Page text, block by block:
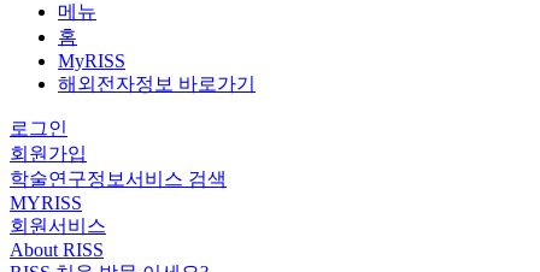
메뉴
홈
MyRISS
해외전자정보 바로가기
로그인
회원가입
학술연구정보서비스 검색
MYRISS
회원서비스
About RISS